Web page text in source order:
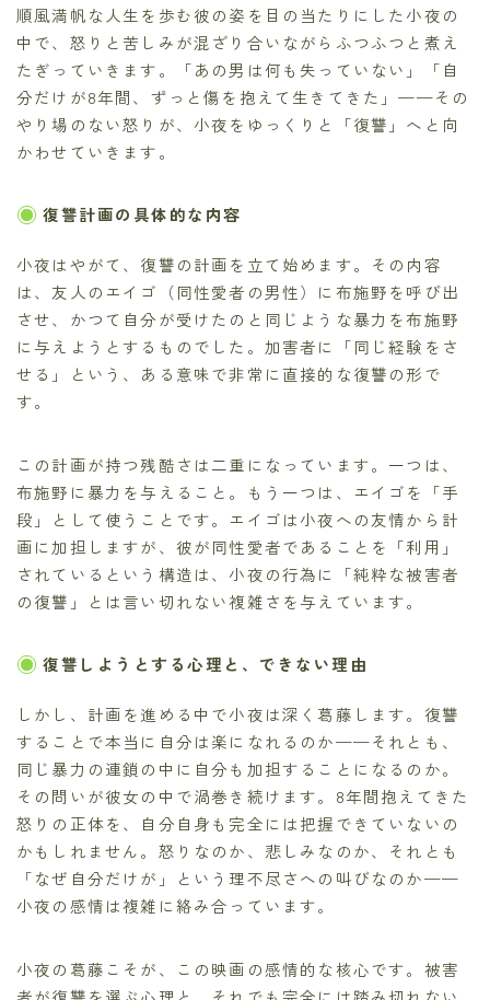
順風満帆な人生を歩む彼の姿を目の当たりにした小夜の
中で、怒りと苦しみが混ざり合いながらふつふつと煮え
たぎっていきます。「あの男は何も失っていない」「自
分だけが8年間、ずっと傷を抱えて生きてきた」——その
やり場のない怒りが、小夜をゆっくりと「復讐」へと向
かわせていきます。
復讐計画の具体的な内容
小夜はやがて、復讐の計画を立て始めます。その内容
は、友人のエイゴ（同性愛者の男性）に布施野を呼び出
させ、かつて自分が受けたのと同じような暴力を布施野
に与えようとするものでした。加害者に「同じ経験をさ
せる」という、ある意味で非常に直接的な復讐の形で
す。
この計画が持つ残酷さは二重になっています。一つは、
布施野に暴力を与えること。もう一つは、エイゴを「手
段」として使うことです。エイゴは小夜への友情から計
画に加担しますが、彼が同性愛者であることを「利用」
されているという構造は、小夜の行為に「純粋な被害者
の復讐」とは言い切れない複雑さを与えています。
復讐しようとする心理と、できない理由
しかし、計画を進める中で小夜は深く葛藤します。復讐
することで本当に自分は楽になれるのか——それとも、
同じ暴力の連鎖の中に自分も加担することになるのか。
その問いが彼女の中で渦巻き続けます。8年間抱えてきた
怒りの正体を、自分自身も完全には把握できていないの
かもしれません。怒りなのか、悲しみなのか、それとも
「なぜ自分だけが」という理不尽さへの叫びなのか——
小夜の感情は複雑に絡み合っています。
小夜の葛藤こそが、この映画の感情的な核心です。被害